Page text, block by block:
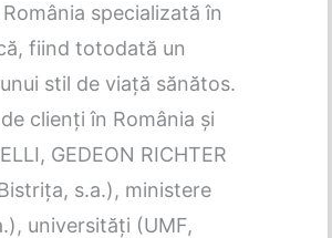
specializată în
fiind totodată un
stil de viaţă sănătos.
clienţi în România şi
GEDEON RICHTER
s.a.), ministere
universităţi (UMF,